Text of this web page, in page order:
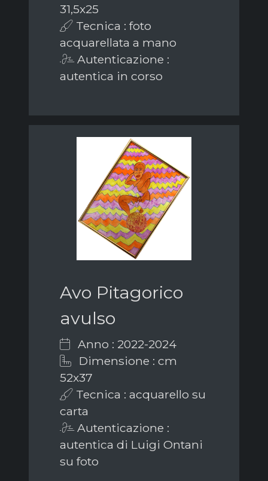
31,5x25
Tecnica : foto
acquarellata a mano
Autenticazione :
autentica in corso
Avo Pitagorico
avulso
Anno : 2022-2024
Dimensione : cm
52x37
Tecnica : acquarello su
carta
Autenticazione :
autentica di Luigi Ontani
su foto